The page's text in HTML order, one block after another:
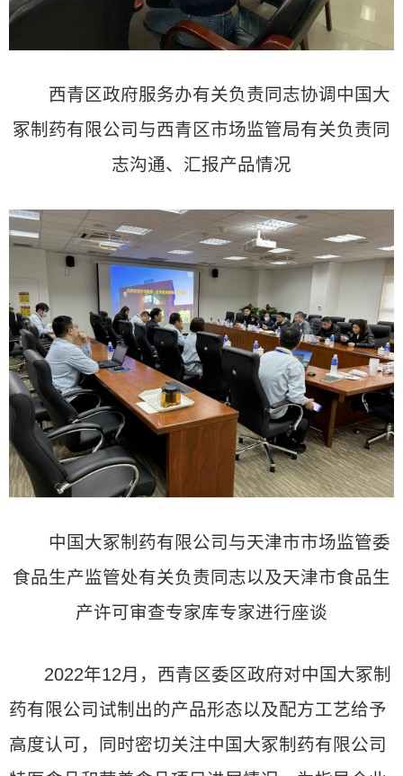
西青区政府服务办有关负责同志协调中国大
冢制药有限公司与西青区市场监管局有关负责同
志沟通、汇报产品情况
中国大冢制药有限公司与天津市市场监管委
食品生产监管处有关负责同志以及天津市食品生
产许可审查专家库专家进行座谈
2022年12月，西青区委区政府对中国大冢制
药有限公司试制出的产品形态以及配方工艺给予
高度认可，同时密切关注中国大冢制药有限公司